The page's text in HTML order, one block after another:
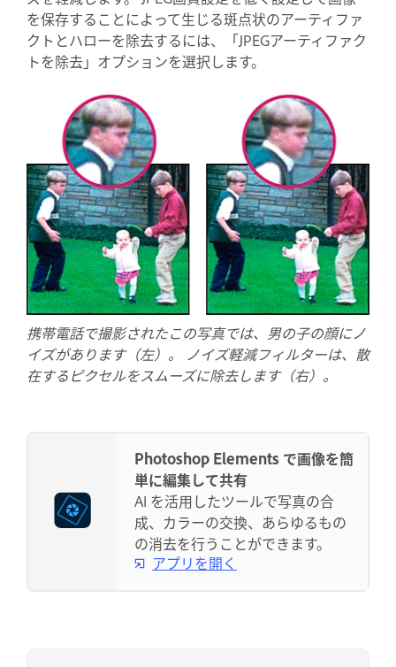
を保存することによって生じる斑点状のアーティファ
クトとハローを除去するには、「JPEGアーティファク
トを除去」オプションを選択します。
携帯電話で撮影されたこの写真では、男の子の顔にノ
イズがあります（左）。 ノイズ軽減フィルターは、散
在するピクセルをスムーズに除去します（右）。
Photoshop Elements で画像を簡
単に編集して共有
AI を活用したツールで写真の合
成、カラーの交換、あらゆるもの
の消去を行うことができます。
アプリを開く